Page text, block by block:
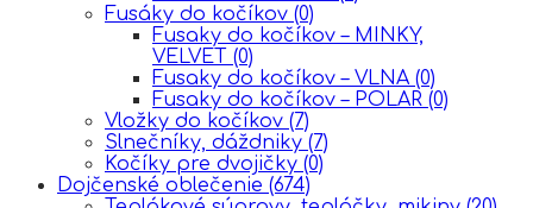
Fusáky do kočíkov (0)
Fusaky do kočíkov – MINKY,
VELVET (0)
Fusaky do kočíkov – VLNA (0)
Fusaky do kočíkov – POLAR (0)
Vložky do kočíkov (7)
Slnečníky, dáždniky (7)
Kočíky pre dvojičky (0)
Dojčenské oblečenie (674)